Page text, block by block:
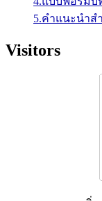
5.คำแนะนำส
Visitors